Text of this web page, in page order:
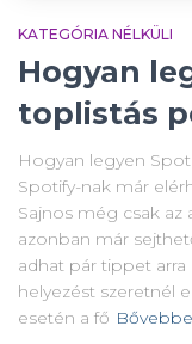
KATEGÓRIA NÉLKÜLI
Hogyan
toplistás
Hogyan legyen
Spotify-nak már
Sajnos még csak az
azonban már
adhat pár tippet
helyezést szeretnél
esetén a fő